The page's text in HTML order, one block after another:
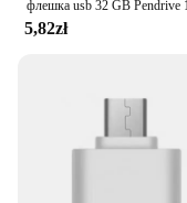
5,82zł